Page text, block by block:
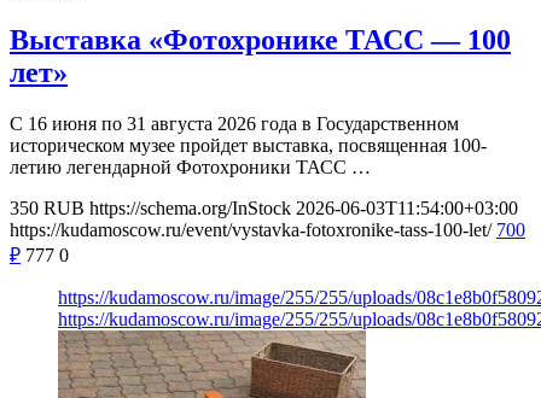
Выставка «Фотохронике ТАСС — 100
лет»
С 16 июня по 31 августа 2026 года в Государственном
историческом музее пройдет выставка, посвященная 100-
летию легендарной Фотохроники ТАСС …
350 RUB https://schema.org/InStock 2026-06-03T11:54:00+03:00
https://kudamoscow.ru/event/vystavka-fotoxronike-tass-100-let/ 700
₽ 777 0
https://kudamoscow.ru/image/255/255/uploads/
https://kudamoscow.ru/image/255/255/uploads/